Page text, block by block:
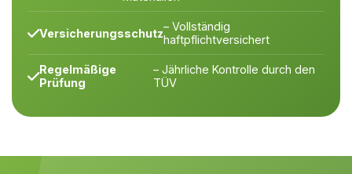
Versicherungsschutz– Vollständig
haftpflichtversichert
Regelmäßige
Prüfung
– Jährliche Kontrolle durch den
TÜV